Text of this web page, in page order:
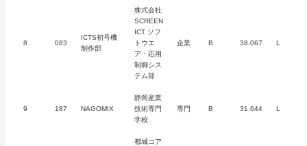
8 083
ICTS初号機
制作部
株式会社
SCREEN
ICT ソフ
トウエ
ア・応用
制御シス
テム部
企業 B 38.067 L
9 187 NAGOMIX
静岡産業
技術専門
学校
専門 B 31.644 L
都城コア